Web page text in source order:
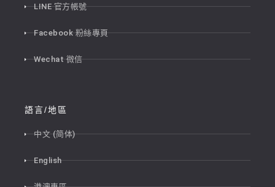
LINE 官方帳號
Facebook 粉絲專頁
Wechat 微信
語言/地區
中文 (简体)
English